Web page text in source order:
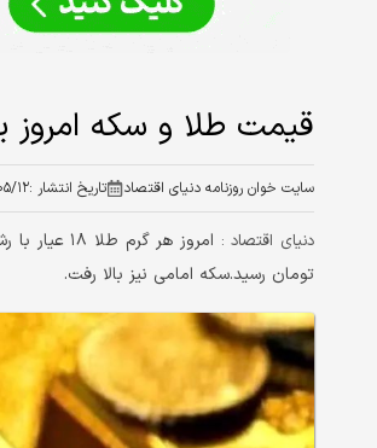
قیمت طلا و سکه امروز یکشنبه ۱۲ مرداد ۱۴۰۴/ افزایش
سایت خوان روزنامه دنیای اقتصاد تاریخ انتشار :۱۴۰۴/
دنیای اقتصاد :
تومان رسید.سکه امامی نیز بالا رفت.